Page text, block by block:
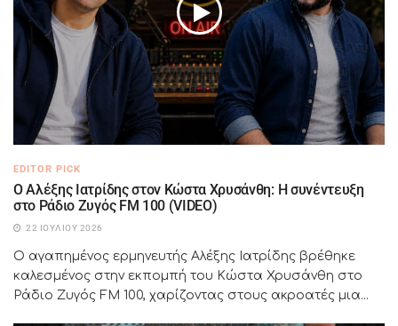
EDITOR PICK
Ο Αλέξης Ιατρίδης στον Κώστα Χρυσάνθη: Η συνέντευξη
στο Ράδιο Ζυγός FM 100 (VIDEO)
22 ΙΟΥΛΊΟΥ 2026
Ο αγαπημένος ερμηνευτής Αλέξης Ιατρίδης βρέθηκε
καλεσμένος στην εκπομπή του Κώστα Χρυσάνθη στο
Ράδιο Ζυγός FM 100, χαρίζοντας στους ακροατές μια...